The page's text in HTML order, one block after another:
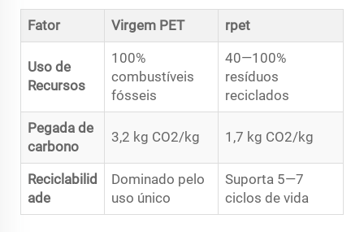
Fator Virgem PET rpet
Uso de
Recursos
100%
combustíveis
fósseis
40—100%
resíduos
reciclados
Pegada de
carbono
3,2 kg CO2/kg 1,7 kg CO2/kg
Reciclabilid
ade
Dominado pelo
uso único
Suporta 5—7
ciclos de vida